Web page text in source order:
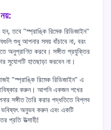
তবে "স্প্রাঙ্কি রিমেক রিডিজাইন"
শুধু আপনার সময় বাঁচাবে না, বরং
অনুপ্রাণিত করবে। সঙ্গীত প্রযুক্তির
সুযোগটি হাতছাড়া করবেন না।
"স্প্রাঙ্কি রিমেক রিডিজাইন" এ
করুন। আপনি একজন শখের
সঙ্গীত তৈরি করার পদ্ধতিতে বিপ্লব
অনুভব করুন এবং একটি
প্রতি উত্সাহী!